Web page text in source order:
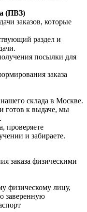
(ПВЗ)
заказов, которые
раздел и
посылки для
заказа
склада в Москве.
готов к выдаче, мы
проверяете
и забираете.
заказа физическими
физическому лицу,
заверенную